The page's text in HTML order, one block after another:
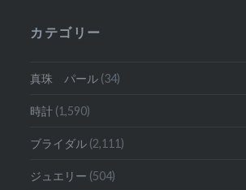
稿
カテゴリー
真珠 パール (34)
時計 (1,590)
ブライダル (2,111)
ジュエリー (504)